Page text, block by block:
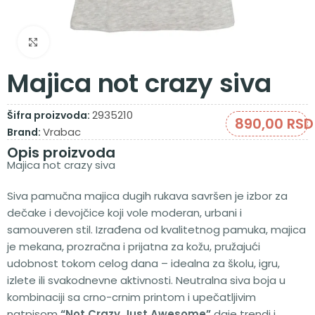
Majica not crazy siva
Šifra proizvoda: 2935210
Brand: Vrabac 890,00 RSD
Opis proizvoda
Majica not crazy siva
Siva pamučna majica dugih rukava savršen je izbor za
dečake i devojčice koji vole moderan, urbani i
samouveren stil. Izrađena od kvalitetnog pamuka, majica
je mekana, prozračna i prijatna za kožu, pružajući
udobnost tokom celog dana – idealna za školu, igru,
izlete ili svakodnevne aktivnosti. Neutralna siva boja u
kombinaciji sa crno-crnim printom i upečatljivim